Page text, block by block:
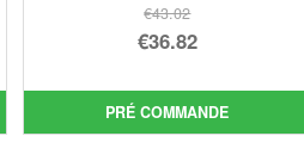
€43.02
Le
initial
était :
€36.82
prix
actuel
PRÉ COMMANDE